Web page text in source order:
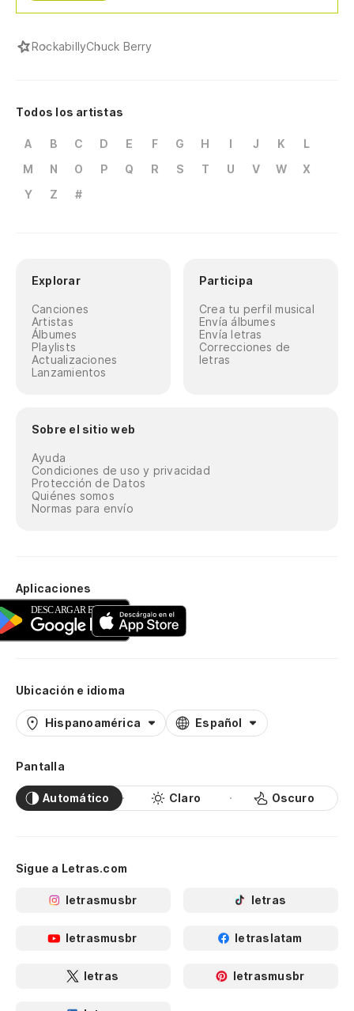
RockabillyChuck Berry
Todos los artistas
A B C D E F G H I J K
L
M
N O P Q R S T U V W
X
Y
Z #
Explorar
Canciones
Artistas
Álbumes
Playlists
Actualizaciones
Lanzamientos
Participa
Crea tu perfil musical
Envía álbumes
Envía letras
Correcciones de
letras
Sobre el sitio web
Ayuda
Condiciones de uso y privacidad
Protección de Datos
Quiénes somos
Normas para envío
Aplicaciones
Ubicación e idioma
Hispanoamérica Español
Pantalla
Automático Claro Oscuro
Sigue a Letras.com
letrasmusbr letras
letrasmusbr letraslatam
letras letrasmusbr